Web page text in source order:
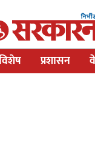
प्रशासन